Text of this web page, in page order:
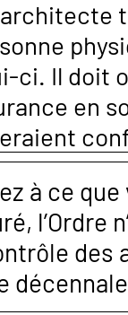
ci. Il doit
en
à ce
l’Ordre
des